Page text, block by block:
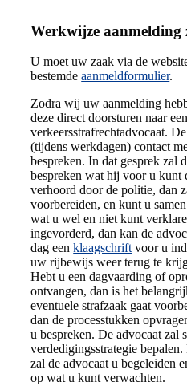
Werkwijze aanmelding
U moet uw zaak via de
bestemdeaanmeldformulier.
Zodra wij uw aanmelding
deze direct doorsturen naar
verkeersstrafrechtadvocaat.
(tijdens werkdagen) contact
bespreken. In dat gesprek zal
bespreken wat hij voor u kunt
verhoord door de politie, dan
voorbereiden, en kunt u
wat u wel en niet kunt
ingevorderd, dan kan de
dag eenklaagschriftvoor u
uw rijbewijs weer terug te
Hebt u een dagvaarding of
ontvangen, dan is het
eventuele strafzaak gaat
dan de processtukken
u bespreken. De advocaat zal
verdedigingsstrategie
zal de advocaat u begeleiden
op wat u kunt verwachten.